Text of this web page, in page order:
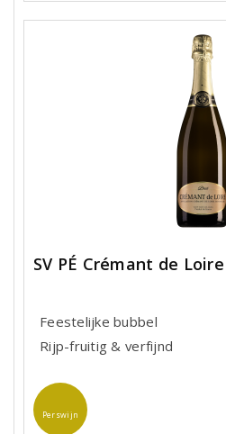
SV PÉ Crémant de
Feestelijke bubbel
Rijp-fruitig & verfijnd
Perswijn